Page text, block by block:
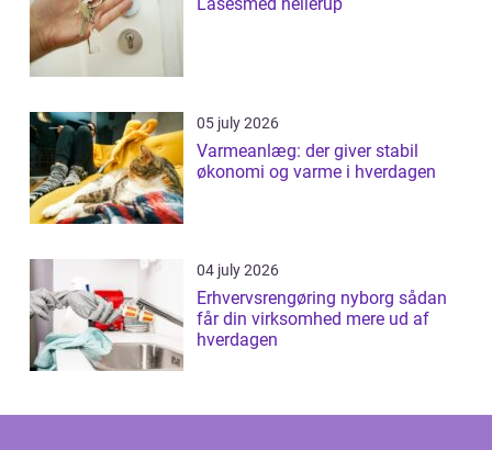
05 july 2026
Varmeanlæg: der giver stabil
økonomi og varme i hverdagen
04 july 2026
Erhvervsrengøring nyborg sådan
får din virksomhed mere ud af
hverdagen